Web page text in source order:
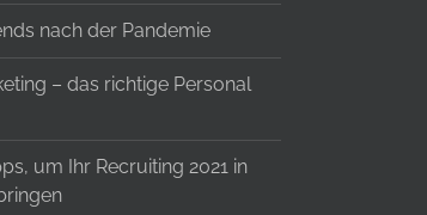
nach der Pandemie
– das richtige Personal
um Ihr Recruiting 2021 in